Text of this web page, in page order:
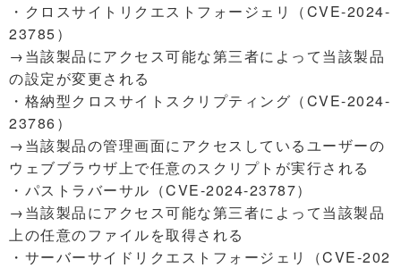
・クロスサイトリクエストフォージェリ（CVE-2024-
23785）
→当該製品にアクセス可能な第三者によって当該製品
の設定が変更される
・格納型クロスサイトスクリプティング（CVE-2024-
23786）
→当該製品の管理画面にアクセスしているユーザーの
ウェブブラウザ上で任意のスクリプトが実行される
・パストラバーサル（CVE-2024-23787）
→当該製品にアクセス可能な第三者によって当該製品
上の任意のファイルを取得される
・サーバーサイドリクエストフォージェリ（CVE-202